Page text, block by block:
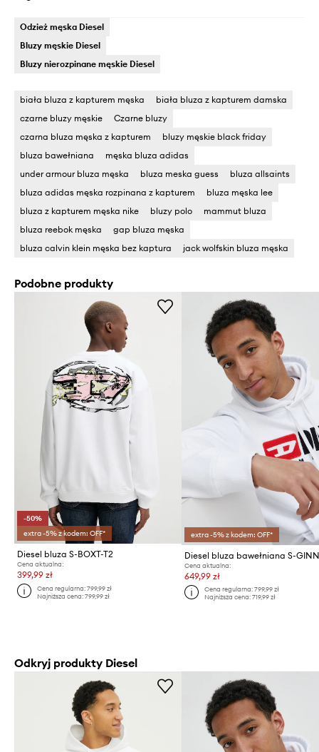
Odzież męska Diesel
Bluzy męskie Diesel
Bluzy nierozpinane męskie Diesel
biała bluza z kapturem męska
biała bluza z kapturem damska
czarne bluzy męskie
Czarne bluzy
czarna bluza męska z kapturem
bluzy męskie black friday
bluza bawełniana
męska bluza adidas
under armour bluza męska
bluza meska guess
bluza allsaints
bluza adidas męska rozpinana z kapturem
bluza męska lee
bluza z kapturem męska nike
bluzy polo
mammut bluza
bluza reebok męska
gap bluza męska
bluza calvin klein męska bez kaptura
jack wolfskin bluza męska
Podobne produkty
-50%
extra -5% z kodem: OFF*
Diesel bluza S-BOXT-T2
Cena aktualna:
399,99 zł
Cena regularna:799,99 zł
Najniższa cena:799,99 zł
extra -5% z kodem: OFF*
Cena aktualna:
649,99 zł
Cena regularna: 799,99 zł
Najniższa cena: 719,99 zł
Odkryj produkty Diesel